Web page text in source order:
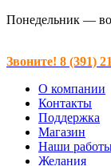
Понедельник —
Звоните! 8 (391)
О компании
Контакты
Поддержка
Магазин
Наши
Желания